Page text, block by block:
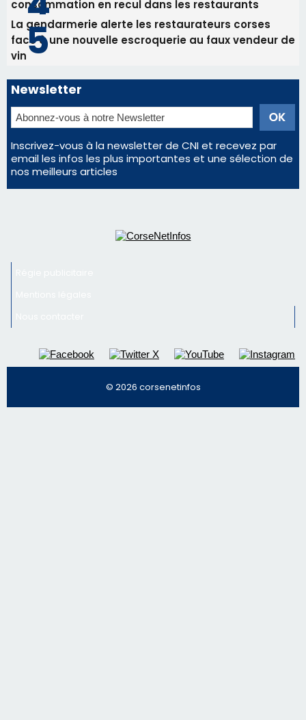
Inscrivez-vous à la newsletter de CNI et recevez par
email les infos les plus importantes et une sélection de
nos meilleurs articles
Régie publicitaire
Mentions légales
Nous contacter